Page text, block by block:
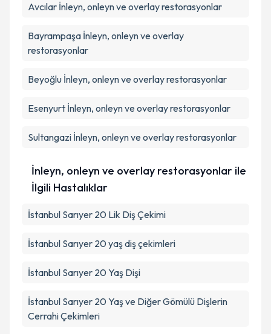
Avcılar İnleyn, onleyn ve overlay restorasyonlar
Bayrampaşa İnleyn, onleyn ve overlay
restorasyonlar
Beyoğlu İnleyn, onleyn ve overlay restorasyonlar
Esenyurt İnleyn, onleyn ve overlay restorasyonlar
Sultangazi İnleyn, onleyn ve overlay restorasyonlar
İnleyn, onleyn ve overlay restorasyonlar ile
İlgili Hastalıklar
İstanbul Sarıyer 20 Lik Diş Çekimi
İstanbul Sarıyer 20 yaş diş çekimleri
İstanbul Sarıyer 20 Yaş Dişi
İstanbul Sarıyer 20 Yaş ve Diğer Gömülü Dişlerin
Cerrahi Çekimleri